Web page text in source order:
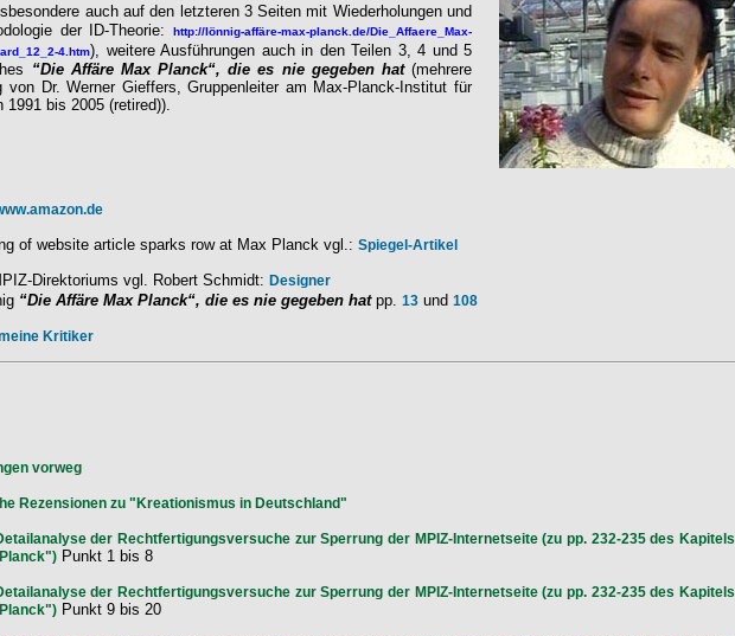
auch auf den letzteren 3 Seiten mit Wiederholungen und
der ID-Theorie:http://lönnig-affäre-max-planck.de/Die_Affaere_Max-
4.htm),
weitere Ausführungen auch in den Teilen 3, 4 und 5
“Die Affäre Max Planck“, die es nie gegeben hat(mehrere
Dr. Werner Gieffers, Gruppenleiter am Max-Planck-Institut für
bis 2005 (retired)).
of website article sparks row at Max Planck vgl.: Spiegel-Artikel
Direktoriums vgl. Robert Schmidt: Designer
“Die Affäre Max Planck“, die es nie gegeben hatpp. 13 und 108
Kritiker
vorweg
Rezensionen zu "Kreationismus in Deutschland"
der Rechtfertigungsversuche zur Sperrung der MPIZ-Internetseite (zu pp. 232-235 des Kapitels
Punkt 1 bis 8
der Rechtfertigungsversuche zur Sperrung der MPIZ-Internetseite (zu pp. 232-235 des Kapitels
Punkt 9 bis 20